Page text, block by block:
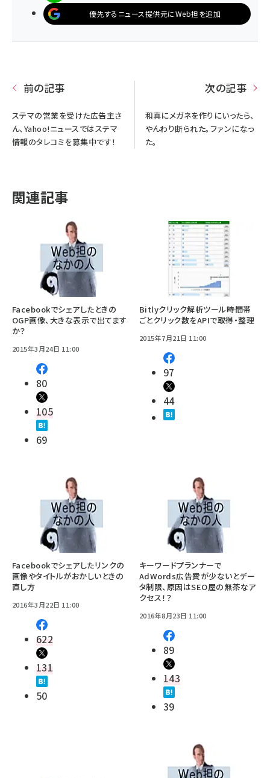
優先するニュース提供元にWeb担を追加
前の記事
ステマの営業を受けた広告主さ
ん、Yahoo!ニュースではステマ
情報のタレコミを募集中です！
次の記事
和真にメガネを作りにいったら、
やんわり断られた。ファンになっ
た。
関連記事
Facebookでシェアしたときの
OGP画像、大きな表示で出てます
か？
2015年3月24日 11:00
80
105
69
Bitlyクリック解析ツール――時間帯
ごとクリック数をAPIで取得・整理
2015年7月21日 11:00
97
44
Facebookでシェアしたリンクの
画像やタイトルがおかしいときの
直し方
2016年3月22日 11:00
622
131
50
キーワードプランナーで
AdWords広告費が少ないとデー
タ制限、原因はSEO屋の無茶なア
クセス！？
2016年8月23日 11:00
89
143
39